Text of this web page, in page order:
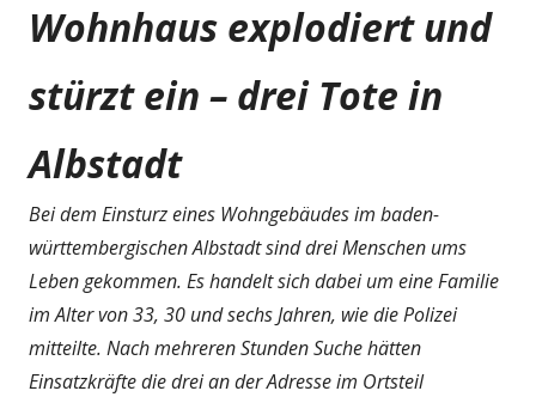
Wohnhaus explodiert und
stürzt ein – drei Tote in
Albstadt
Bei dem Einsturz eines Wohngebäudes im baden-
württembergischen Albstadt sind drei Menschen ums
Leben gekommen. Es handelt sich dabei um eine Familie
im Alter von 33, 30 und sechs Jahren, wie die Polizei
mitteilte. Nach mehreren Stunden Suche hätten
Einsatzkräfte die drei an der Adresse im Ortsteil